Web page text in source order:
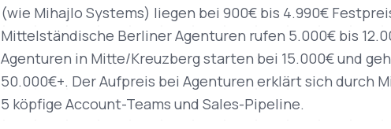
(wie Mihajlo Systems) liegen bei 900€ bis 4.990€
Mittelständische Berliner Agenturen rufen 5.000€ bis
Agenturen in Mitte/Kreuzberg starten bei 15.000€ und
50.000€+. Der Aufpreis bei Agenturen erklärt sich durch
5 köpfige Account-Teams und Sales-Pipeline.